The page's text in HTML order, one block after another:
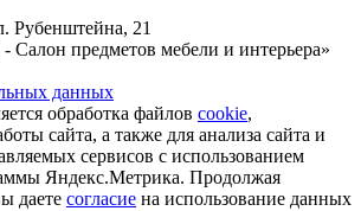
Рубенштейна, 21
предметов мебели и интерьера»
данных
обработка файлов cookie,
сайта, а также для анализа сайта и
сервисов с использованием
Яндекс.Метрика. Продолжая
даете согласие на использование данных